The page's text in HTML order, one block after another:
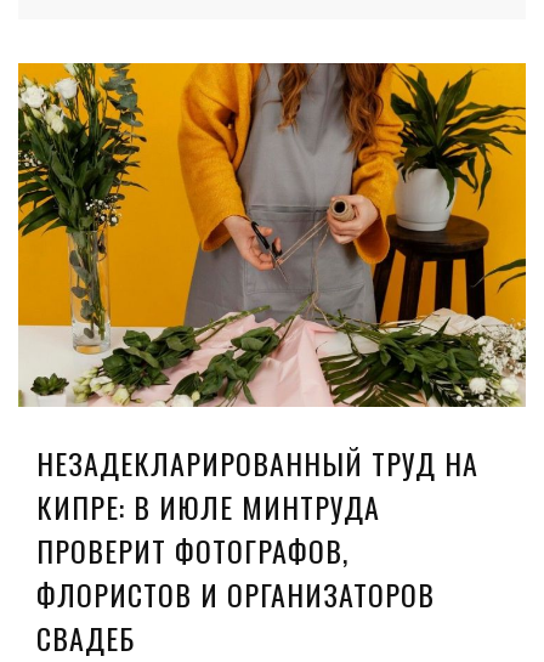
НЕЗАДЕКЛАРИРОВАННЫЙ ТРУД НА
КИПРЕ: В ИЮЛЕ МИНТРУДА
ПРОВЕРИТ ФОТОГРАФОВ,
ФЛОРИСТОВ И ОРГАНИЗАТОРОВ
СВАДЕБ